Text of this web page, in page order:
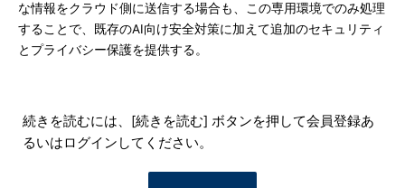
な情報をクラウド側に送信する場合も、この専用環境でのみ処理
することで、既存のAI向け安全対策に加えて追加のセキュリティ
とプライバシー保護を提供する。
続きを読むには、[続きを読む] ボタンを押して会員登録あ
るいはログインしてください。